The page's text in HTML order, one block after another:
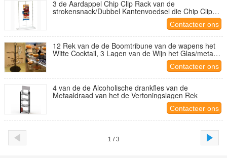
3 de Aardappel Chip Clip Rack van de
strokensnack/Dubbel Kantenvoedsel die Chip Clip
Contacteer ons
12 Rek van de de Boomtribune van de wapens het
Witte Cocktail, 3 Lagen van de Wijn het Glas/metaal-
Contacteer ons
4 van de de Alcoholische drankfles van de
Metaaldraad van het de Vertoningslagen Rek
Contacteer ons
1 / 3